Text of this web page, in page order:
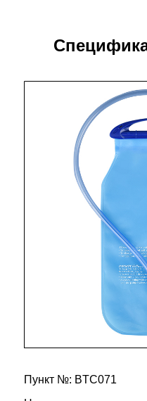
Пункт №: BTC071